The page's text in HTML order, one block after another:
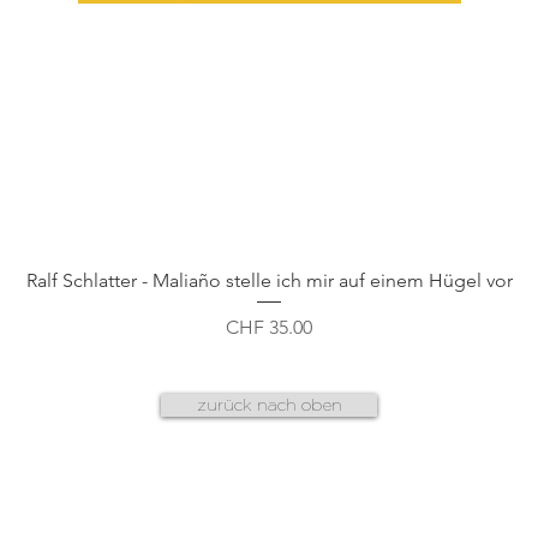
Schnellansicht
Ralf Schlatter - Maliaño stelle ich mir auf einem Hügel vor
Preis
CHF 35.00
zurück nach oben